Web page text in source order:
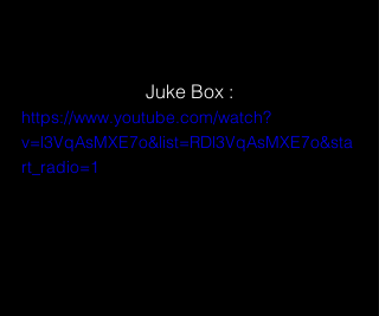
Juke Box :
https://www.youtube.com/watch?
v=l3VqAsMXE7o&list=RDl3VqAsMXE7o&sta
rt_radio=1